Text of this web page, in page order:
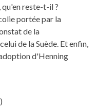
reste-t-il ?
portée par la
de la
de la Suède. Et enfin,
d'Henning